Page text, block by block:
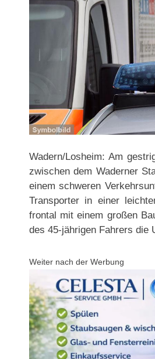
Wadern/Losheim: Am
zwischen dem Waderner
einem schweren
Transporter in einer
frontal mit einem großen
des 45-jährigen Fahrers die
Weiter nach der Werbung